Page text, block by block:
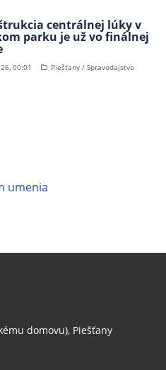
centrálnej lúky v
parku je už vo finálnej
00:01 Piešťany / Spravodajstvo
domovu), Piešťany